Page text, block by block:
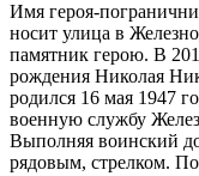
Имя героя-
носит улица в
памятник герою. В
рождения Николая
родился 16 мая 1947
военную службу
Выполняя воинский
рядовым, стрелком.